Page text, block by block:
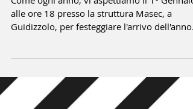
1 Gennaio 2019: Concerto di
Capodanno
Come ogni anno, vi aspettiamo il 1° Gennaio
alle ore 18 presso la struttura Masec, a
Guidizzolo, per festeggiare l'arrivo dell'anno...